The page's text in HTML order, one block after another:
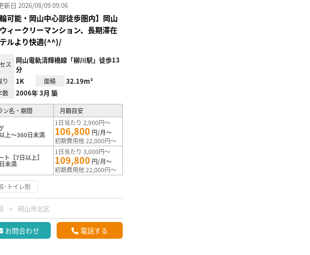
新日 2026/08/09 09:06
輪可能・岡山中心部徒歩圏内】岡山
ィークリーマンション、長期滞在
ルより快適(^^)/
ス
岡山電軌清輝橋線「柳川駅」徒歩13
分
り 1K 面積 32.19m²
数 2006年 3月 築
ン名・期間 月額目安
上～360日未満
1日当たり 2,900円～
106,800 円/月～
初期費用他 22,000円～
ト【7日以上】
未満
1日当たり 3,000円～
109,800 円/月～
初期費用他 22,000円～
･トイレ別
岡山市北区
お問合わせ 電話する